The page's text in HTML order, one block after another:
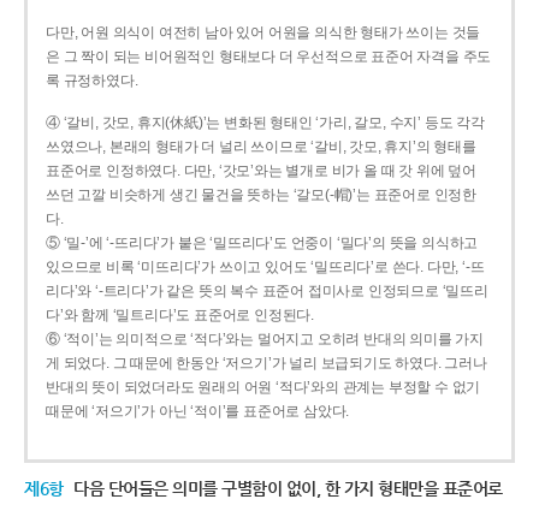
다만, 어원 의식이 여전히 남아 있어 어원을 의식한 형태가 쓰이는 것들
은 그 짝이 되는 비어원적인 형태보다 더 우선적으로 표준어 자격을 주도
록 규정하였다.
④ ‘갈비, 갓모, 휴지(休紙)’는 변화된 형태인 ‘가리, 갈모, 수지’ 등도 각각
쓰였으나, 본래의 형태가 더 널리 쓰이므로 ‘갈비, 갓모, 휴지’의 형태를
표준어로 인정하였다. 다만, ‘갓모’와는 별개로 비가 올 때 갓 위에 덮어
쓰던 고깔 비슷하게 생긴 물건을 뜻하는 ‘갈모(-帽)’는 표준어로 인정한
다.
⑤ ‘밀-’에 ‘-뜨리다’가 붙은 ‘밀뜨리다’도 언중이 ‘밀다’의 뜻을 의식하고
있으므로 비록 ‘미뜨리다’가 쓰이고 있어도 ‘밀뜨리다’로 쓴다. 다만, ‘-뜨
리다’와 ‘-트리다’가 같은 뜻의 복수 표준어 접미사로 인정되므로 ‘밀뜨리
다’와 함께 ‘밀트리다’도 표준어로 인정된다.
⑥ ‘적이’는 의미적으로 ‘적다’와는 멀어지고 오히려 반대의 의미를 가지
게 되었다. 그 때문에 한동안 ‘저으기’가 널리 보급되기도 하였다. 그러나
반대의 뜻이 되었더라도 원래의 어원 ‘적다’와의 관계는 부정할 수 없기
때문에 ‘저으기’가 아닌 ‘적이’를 표준어로 삼았다.
제6항 다음 단어들은 의미를 구별함이 없이, 한 가지 형태만을 표준어로